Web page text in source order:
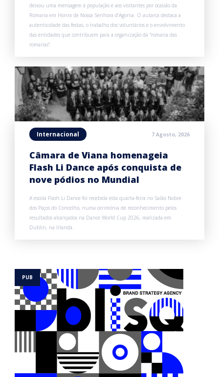
deixou uma mensagem à população e aos visitantes por ocasião da
Romaria em Honra de Nossa Senhora d’Agonia. O autarca destaca a
autenticidade das festas, o trabalho dos voluntários e o envolvimento
das entidades que contribuem para a organização da “romaria das
romarias”.
Internacional 7 Agosto, 2026
Câmara de Viana homenageia
Flash Li Dance após conquista de
nove pódios no Mundial
A escola Flash Li Dance foi recebida esta quarta-feira no Salão Nobre
dos Paços do Concelho, numa cerimónia de reconhecimento pelos
resultados alcançados na Dance World Cup 2026, realizada em
Dublin, na Irlanda.